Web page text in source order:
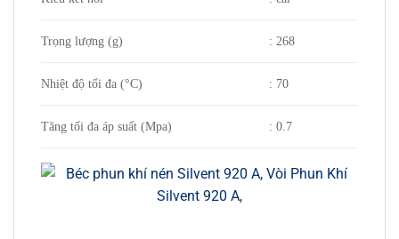
Trọng lượng (g) : 268
Nhiệt độ tối đa (°C) : 70
Tăng tối đa áp suất (Mpa) : 0.7